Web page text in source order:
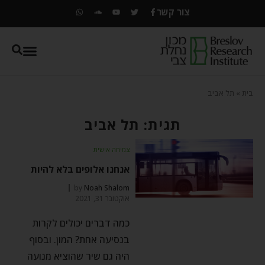
צור קשר
בית תל אביב
תגית: תל אביב
צמיחה אישית
אנחנו אלופים בלא להיות
by Noah Shalom
אוקטובר 31, 2021
כמה דברים יכולים לקרות
בנסיעה אחת? המון. ובסוף
היה גם שיר שהוציא מנועה